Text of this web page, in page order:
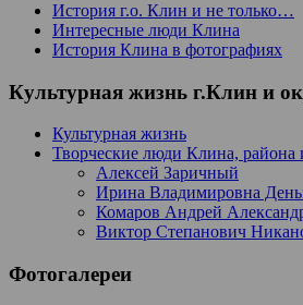
История г.о. Клин и не только…
Интересные люди Клина
История Клина в фотографиях
Культурная жизнь г.Клин и
Культурная жизнь
Творческие люди Клина, района
Алексей Заричный
Ирина Владимировна
Комаров Андрей
Виктор Степанович
Фотогалереи